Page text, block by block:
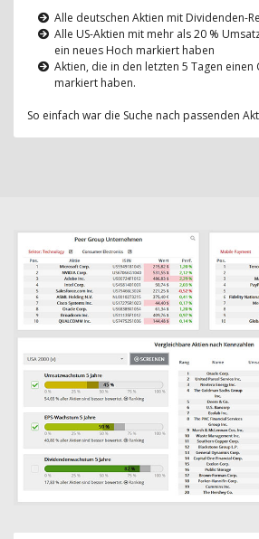
Alle deutschen Aktien mit Dividenden-
Alle US-Aktien mit mehr als 20 %
ein neues Hoch markiert haben
Aktien, die in den letzten 5 Tagen
markiert haben.
So einfach war die Suche nach passenden